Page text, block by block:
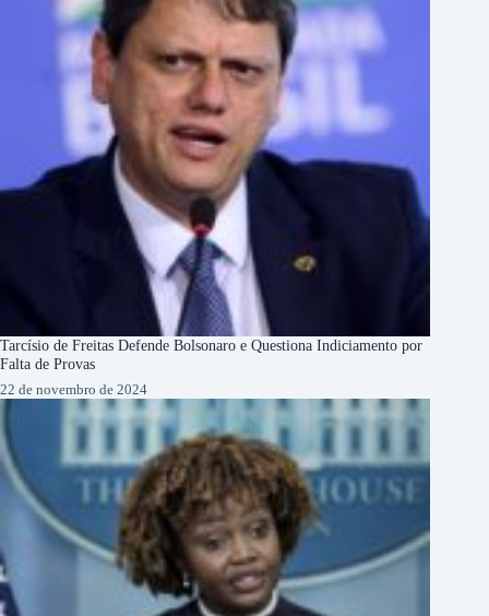
Tarcísio de Freitas Defende Bolsonaro e Questiona Indiciamento por
Falta de Provas
22 de novembro de 2024